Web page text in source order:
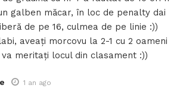
galben măcar, în loc de penalty dai
de pe 16, culmea de pe linie :))
aveați morcovu la 2-1 cu 2 oameni
va meritați locul din clasament :))
1 an ago